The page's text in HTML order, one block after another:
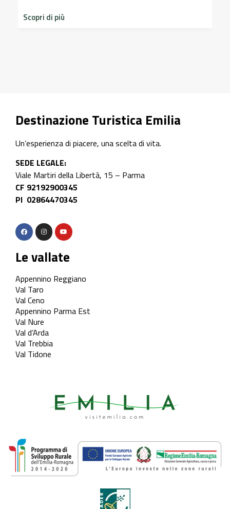
Scopri di più
Destinazione Turistica Emilia
Un’esperienza di piacere, una scelta di vita.
SEDE LEGALE:
Viale Martiri della Libertà, 15 – Parma
CF 92192900345
PI 02864470345
Le vallate
Appennino Reggiano
Val Taro
Val Ceno
Appennino Parma Est
Val Nure
Val d’Arda
Val Trebbia
Val Tidone